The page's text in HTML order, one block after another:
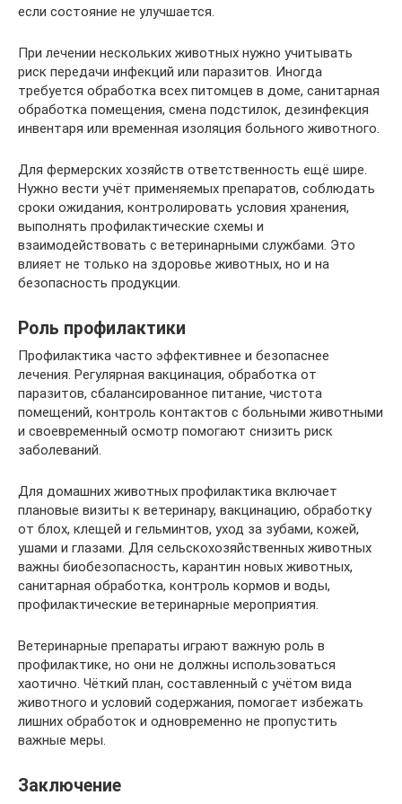
если состояние не улучшается.
При лечении нескольких животных нужно учитывать
риск передачи инфекций или паразитов. Иногда
требуется обработка всех питомцев в доме, санитарная
обработка помещения, смена подстилок, дезинфекция
инвентаря или временная изоляция больного животного.
Для фермерских хозяйств ответственность ещё шире.
Нужно вести учёт применяемых препаратов, соблюдать
сроки ожидания, контролировать условия хранения,
выполнять профилактические схемы и
взаимодействовать с ветеринарными службами. Это
влияет не только на здоровье животных, но и на
безопасность продукции.
Роль профилактики
Профилактика часто эффективнее и безопаснее
лечения. Регулярная вакцинация, обработка от
паразитов, сбалансированное питание, чистота
помещений, контроль контактов с больными животными
и своевременный осмотр помогают снизить риск
заболеваний.
Для домашних животных профилактика включает
плановые визиты к ветеринару, вакцинацию, обработку
от блох, клещей и гельминтов, уход за зубами, кожей,
ушами и глазами. Для сельскохозяйственных животных
важны биобезопасность, карантин новых животных,
санитарная обработка, контроль кормов и воды,
профилактические ветеринарные мероприятия.
Ветеринарные препараты играют важную роль в
профилактике, но они не должны использоваться
хаотично. Чёткий план, составленный с учётом вида
животного и условий содержания, помогает избежать
лишних обработок и одновременно не пропустить
важные меры.
Заключение